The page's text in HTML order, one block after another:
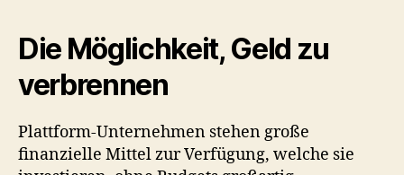
Die Möglichkeit, Geld zu
verbrennen
Plattform-Unternehmen stehen große
finanzielle Mittel zur Verfügung, welche sie